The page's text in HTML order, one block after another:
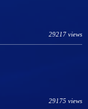
29217 views
29175 views